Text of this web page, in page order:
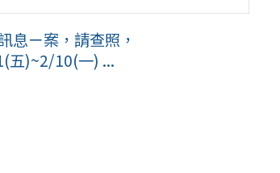
息ㄧ案，請查照，
五)~2/10(一) ...